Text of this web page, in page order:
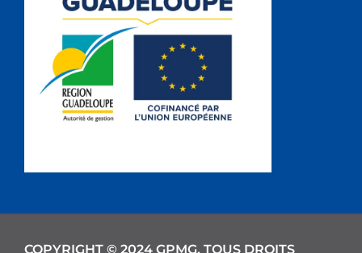
COPYRIGHT © 2024 GPMG. TOUS DROITS